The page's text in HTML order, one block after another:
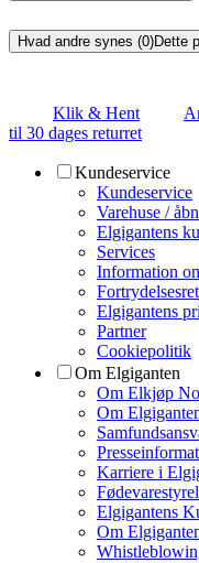
Hvad andre synes (0)Dette
Klik & Hent
til 30 dages returret
Kundeservice
Kundeservice
Varehuse /
Elgigantens
Services
Information
Fortrydelsesret
Elgigantens
Partner
Cookiepolitik
Om Elgiganten
Om Elkjøp
Om
Karriere i
Elgigantens
Om